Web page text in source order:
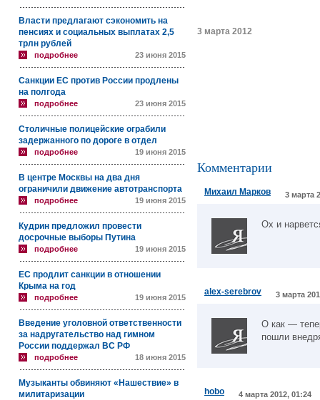
Власти предлагают сэкономить на
пенсиях и социальных выплатах 2,5
трлн рублей
подробнее 23 июня 2015
Санкции ЕС против России продлены
на полгода
подробнее 23 июня 2015
Столичные полицейские ограбили
задержанного по дороге в отдел
подробнее 19 июня 2015
В центре Москвы на два дня
ограничили движение автотранспорта
подробнее 19 июня 2015
Кудрин предложил провести
досрочные выборы Путина
подробнее 19 июня 2015
ЕС продлит санкции в отношении
Крыма на год
подробнее 19 июня 2015
Введение уголовной ответственности
за надругательство над гимном
России поддержал ВС РФ
подробнее 18 июня 2015
Музыканты обвиняют «Нашествие» в
милитаризации
3 марта 2012
Комментарии
Михаил Марков 3 марта
Ох и
alex-serebrov 3 марта
О как —
пошли
hobo 4 марта 2012, 01:24